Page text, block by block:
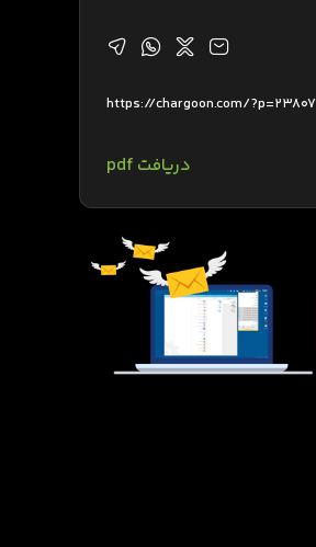
https://chargoon.com/?p=23807
دریافت pdf